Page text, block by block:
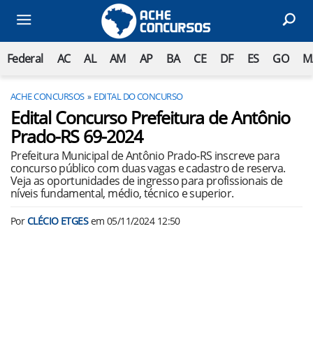
Federal AC AL AM AP BA CE DF ES GO
ACHE CONCURSOS EDITAL DO CONCURSO
Edital Concurso Prefeitura de Antônio
Prado-RS 69-2024
Prefeitura Municipal de Antônio Prado-RS inscreve para
concurso público com duas vagas e cadastro de reserva.
Veja as oportunidades de ingresso para profissionais de
níveis fundamental, médio, técnico e superior.
PorCLÉCIO ETGESem 05/11/2024 12:50